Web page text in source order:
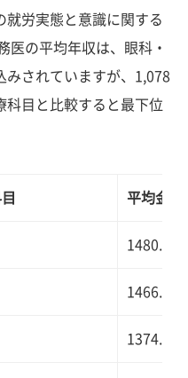
就労実態と意識に関する
医の平均年収は、眼科・
みされていますが、1,078
科目と比較すると最下位
平均金額
1480.3万
1466.3万
1374.2万